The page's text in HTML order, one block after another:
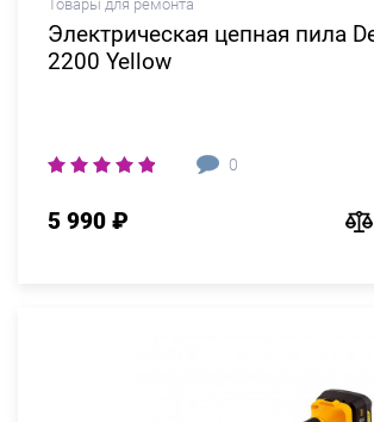
Товары для ремонта
Электрическая цепная пила
2200 Yellow
0
5 990 ₽